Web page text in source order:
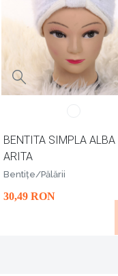
BENTITA SIMPLA ALBA
ARITA
Bentițe/Pălării
30,49 RON